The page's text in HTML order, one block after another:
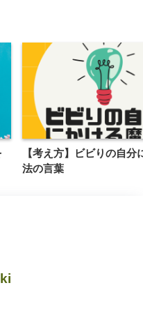
【考え方】ビビりの自分
法の言葉